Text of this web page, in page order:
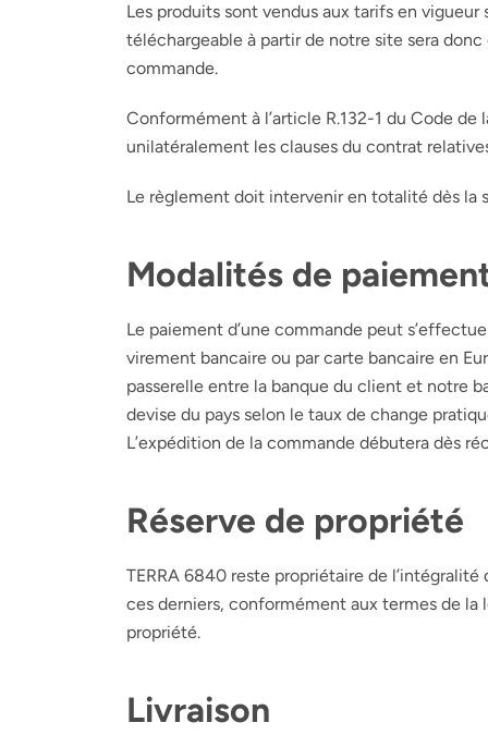
Les produits sont vendus aux tarifs en
téléchargeable à partir de notre site sera
commande.
Conformément à l’article R.132-1 du Code
unilatéralement les clauses du contrat
Le règlement doit intervenir en totalité dès la
Modalités de
Le paiement d’une commande peut
virement bancaire ou par carte bancaire en
passerelle entre la banque du client et notre
devise du pays selon le taux de change
L’expédition de la commande débutera dès
Réserve de propriété
TERRA 6840 reste propriétaire de
ces derniers, conformément aux termes de la
propriété.
Livraison